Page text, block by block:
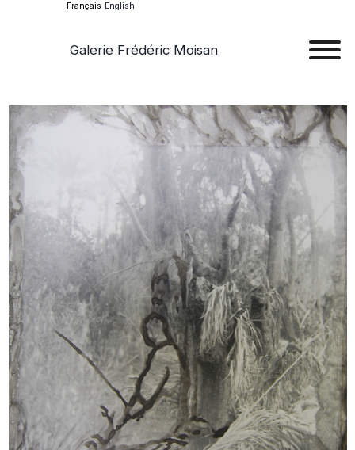
Français English
Galerie Frédéric Moisan
A